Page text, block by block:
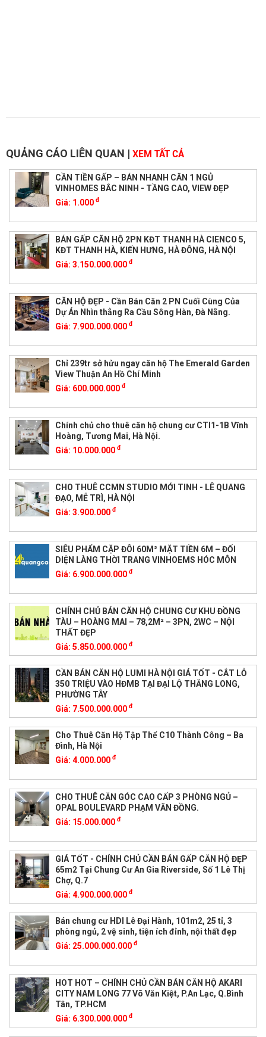
QUẢNG CÁO LIÊN QUAN | XEM TẤT CẢ
CẦN TIỀN GẤP – BÁN NHANH CĂN 1 NGỦ
VINHOMES BẮC NINH - TẦNG CAO, VIEW ĐẸP
Giá: 1.000 đ
BÁN GẤP CĂN HỘ 2PN KĐT THANH HÀ CIENCO 5,
KĐT THANH HÀ, KIẾN HƯNG, HÀ ĐÔNG, HÀ NỘI
Giá: 3.150.000.000 đ
CĂN HỘ ĐẸP - Cần Bán Căn 2 PN Cuối Cùng Của
Dự Án Nhìn thẳng Ra Cầu Sông Hàn, Đà Nẵng.
Giá: 7.900.000.000 đ
Chỉ 239tr sở hửu ngay căn hộ The Emerald Garden
View Thuận An Hồ Chí Minh
Giá: 600.000.000 đ
Chính chủ cho thuê căn hộ chung cư CTI1-1B Vĩnh
Hoàng, Tương Mai, Hà Nội.
Giá: 10.000.000 đ
CHO THUÊ CCMN STUDIO MỚI TINH - LÊ QUANG
ĐẠO, MỄ TRÌ, HÀ NỘI
Giá: 3.900.000 đ
SIÊU PHẨM CẶP ĐÔI 60M² MẶT TIỀN 6M – ĐỐI
DIỆN LÀNG THỜI TRANG VINHOEMS HÓC MÔN
Giá: 6.900.000.000 đ
CHÍNH CHỦ BÁN CĂN HỘ CHUNG CƯ KHU ĐỒNG
TÀU – HOÀNG MAI – 78,2M² – 3PN, 2WC – NỘI
THẤT ĐẸP
Giá: 5.850.000.000 đ
CẦN BÁN CĂN HỘ LUMI HÀ NỘI GIÁ TỐT - CẮT LỖ
350 TRIỆU VÀO HĐMB TẠI ĐẠI LỘ THĂNG LONG,
PHƯỜNG TÂY
Giá: 7.500.000.000 đ
Cho Thuê Căn Hộ Tập Thể C10 Thành Công – Ba
Đình, Hà Nội
Giá: 4.000.000 đ
CHO THUÊ CĂN GÓC CAO CẤP 3 PHÒNG NGỦ –
OPAL BOULEVARD PHẠM VĂN ĐỒNG.
Giá: 15.000.000 đ
GIÁ TỐT - CHÍNH CHỦ CẦN BÁN GẤP CĂN HỘ ĐẸP
65m2 Tại Chung Cư An Gia Riverside, Số 1 Lê Thị
Chợ, Q.7
Giá: 4.900.000.000 đ
Bán chung cư HDI Lê Đại Hành, 101m2, 25 tỉ, 3
phòng ngủ, 2 vệ sinh, tiện ích đỉnh, nội thất đẹp
Giá: 25.000.000.000 đ
HOT HOT – CHÍNH CHỦ CẦN BÁN CĂN HỘ AKARI
CITY NAM LONG 77 Võ Văn Kiệt, P.An Lạc, Q.Bình
Tân, TP.HCM
Giá: 6.300.000.000 đ